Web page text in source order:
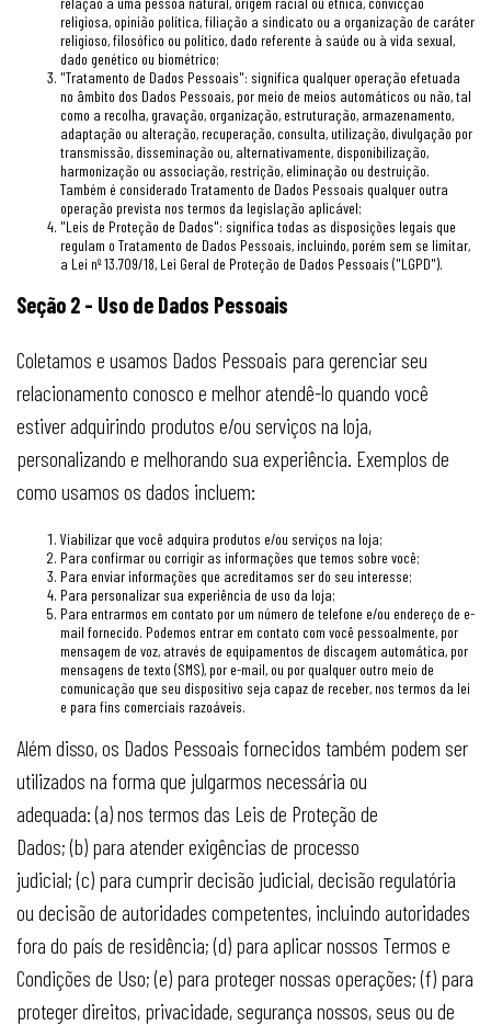
religiosa, opinião política, filiação a sindicato ou a organização de caráter
religioso, filosófico ou político, dado referente à saúde ou à vida sexual,
dado genético ou biométrico;
"Tratamento de Dados Pessoais": significa qualquer operação efetuada
no âmbito dos Dados Pessoais, por meio de meios automáticos ou não, tal
como a recolha, gravação, organização, estruturação, armazenamento,
adaptação ou alteração, recuperação, consulta, utilização, divulgação por
transmissão, disseminação ou, alternativamente, disponibilização,
harmonização ou associação, restrição, eliminação ou destruição.
Também é considerado Tratamento de Dados Pessoais qualquer outra
operação prevista nos termos da legislação aplicável;
"Leis de Proteção de Dados": significa todas as disposições legais que
regulam o Tratamento de Dados Pessoais, incluindo, porém sem se limitar,
a Lei nº 13.709/18, Lei Geral de Proteção de Dados Pessoais ("LGPD").
Seção 2 - Uso de Dados Pessoais
Coletamos e usamos Dados Pessoais para gerenciar seu
relacionamento conosco e melhor atendê-lo quando você
estiver adquirindo produtos e/ou serviços na loja,
personalizando e melhorando sua experiência. Exemplos de
como usamos os dados incluem:
Viabilizar que você adquira produtos e/ou serviços na loja;
Para confirmar ou corrigir as informações que temos sobre você;
Para enviar informações que acreditamos ser do seu interesse;
Para personalizar sua experiência de uso da loja;
Para entrarmos em contato por um número de telefone e/ou endereço de e-
mail fornecido. Podemos entrar em contato com você pessoalmente, por
mensagem de voz, através de equipamentos de discagem automática, por
mensagens de texto (SMS), por e-mail, ou por qualquer outro meio de
comunicação que seu dispositivo seja capaz de receber, nos termos da lei
e para fins comerciais razoáveis.
Além disso, os Dados Pessoais fornecidos também podem ser
utilizados na forma que julgarmos necessária ou
adequada: (a) nos termos das Leis de Proteção de
Dados; (b) para atender exigências de processo
judicial; (c) para cumprir decisão judicial, decisão regulatória
ou decisão de autoridades competentes, incluindo autoridades
fora do país de residência; (d) para aplicar nossos Termos e
Condições de Uso; (e) para proteger nossas operações; (f) para
proteger direitos, privacidade, segurança nossos, seus ou de